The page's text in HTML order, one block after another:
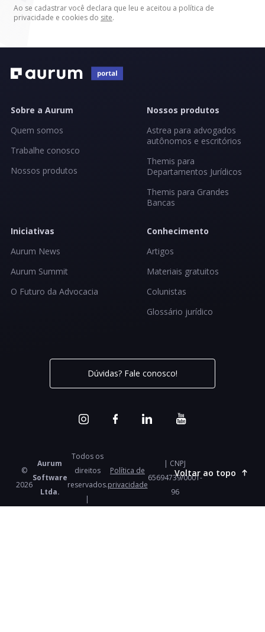
Ao se cadastrar você declara que leu e aceitou a política de
privacidade e cookies do site.
Sobre a Aurum
Quem somos
Trabalhe conosco
Nossos produtos
Nossos produtos
Astrea para advogados
autônomos e escritórios
Themis para
Departamentos Jurídicos
Themis para Grandes
Bancas
Iniciativas
Aurum News
Aurum Summit
O Futuro da Advocacia
Conhecimento
Artigos
Materiais gratuitos
Colunistas
Glossário jurídico
Dúvidas? Fale conosco!
©
2026
Aurum
Software
Ltda.
Todos os
direitos
reservados.
|
Política de
privacidade
| CNPJ
65694739/0001-
96
Voltar ao topo